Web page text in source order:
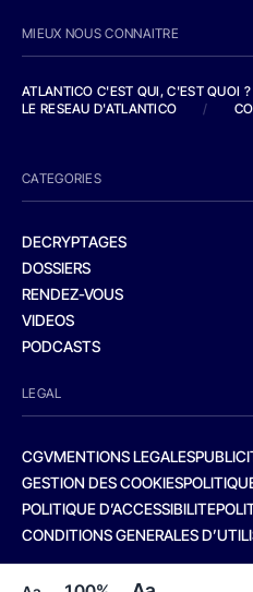
MIEUX NOUS CONNAITRE
ATLANTICO C'EST QUI, C'EST QUOI ?
LE RESEAU D'ATLANTICO
/
CATEGORIES
DECRYPTAGES
DOSSIERS
RENDEZ-VOUS
VIDEOS
PODCASTS
LEGAL
CGVMENTIONS LEGALES
GESTION DES COOKIES
POLITIQUE D’ACCESSIBILITE
CONDITIONS GENERALES